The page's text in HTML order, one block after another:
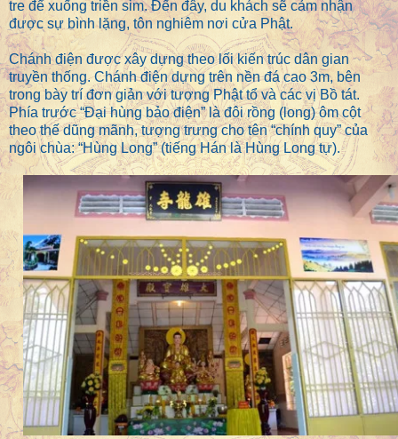
tre để xuống triền sim. Đến đây, du khách sẽ cảm nhận
được sự bình lặng, tôn nghiêm nơi cửa Phật.
Chánh điện được xây dựng theo lối kiến trúc dân gian
truyền thống. Chánh điện dựng trên nền đá cao 3m, bên
trong bày trí đơn giản với tượng Phật tổ và các vị Bồ tát.
Phía trước “Đại hùng bảo điện” là đôi rồng (long) ôm cột
theo thế dũng mãnh, tượng trưng cho tên “chính quy” của
ngôi chùa: “Hùng Long” (tiếng Hán là Hùng Long tự).